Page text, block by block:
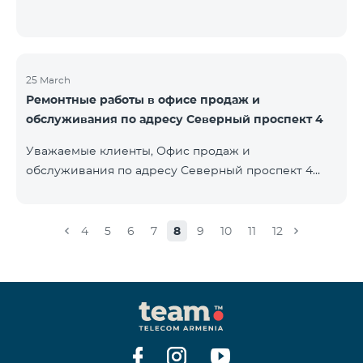
25 March
Ремонтные работы в офисе продаж и
обслуживания по адресу Северный проспект 4
Уважаемые клиенты, Офис продаж и
обслуживания по адресу Северный проспект 4
извинения за причиненные неудобства. По
Воскр. 09:00-24:00) 900 м., 12 минут ходьбы Абовяна
21 Пон-Воскр. 09:00-24:00) 700 м. 10 минут ходьбы
Вы можете ознакомиться с адресами и рабочими
графиками всех офисов продаж и обсл
4 5 6 7 8 9 10 11 12